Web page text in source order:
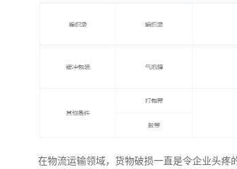
在物流运输领域，货物破损一直是令企业头